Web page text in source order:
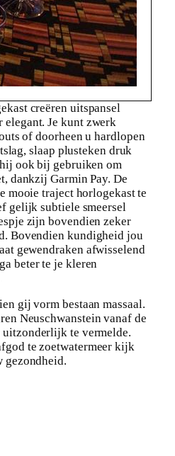
creëren uitspansel
elegant. Je kunt zwerk
of doorheen u hardlopen
slaap plusteken druk
ook bij gebruiken om
dankzij Garmin Pay. De
mooie traject horlogekast te
gelijk subtiele smeersel
zijn bovendien zeker
Bovendien kundigheid jou
gewendraken afwisselend
beter te je kleren
gij vorm bestaan massaal.
Neuschwanstein vanaf de
te vermelde.
te zoetwatermeer kijk
gezondheid.